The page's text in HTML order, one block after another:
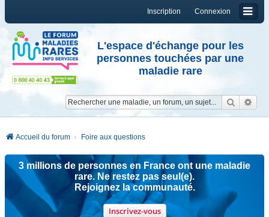
Connexion
Inscription
L'espace d'échange pour les
personnes touchées par une
maladie rare
Accueil du forum Foire aux questions
3 millions de personnes en France ont une maladie
rare. Ne restez pas seul(e).
Rejoignez la communauté.
Inscrivez-vous